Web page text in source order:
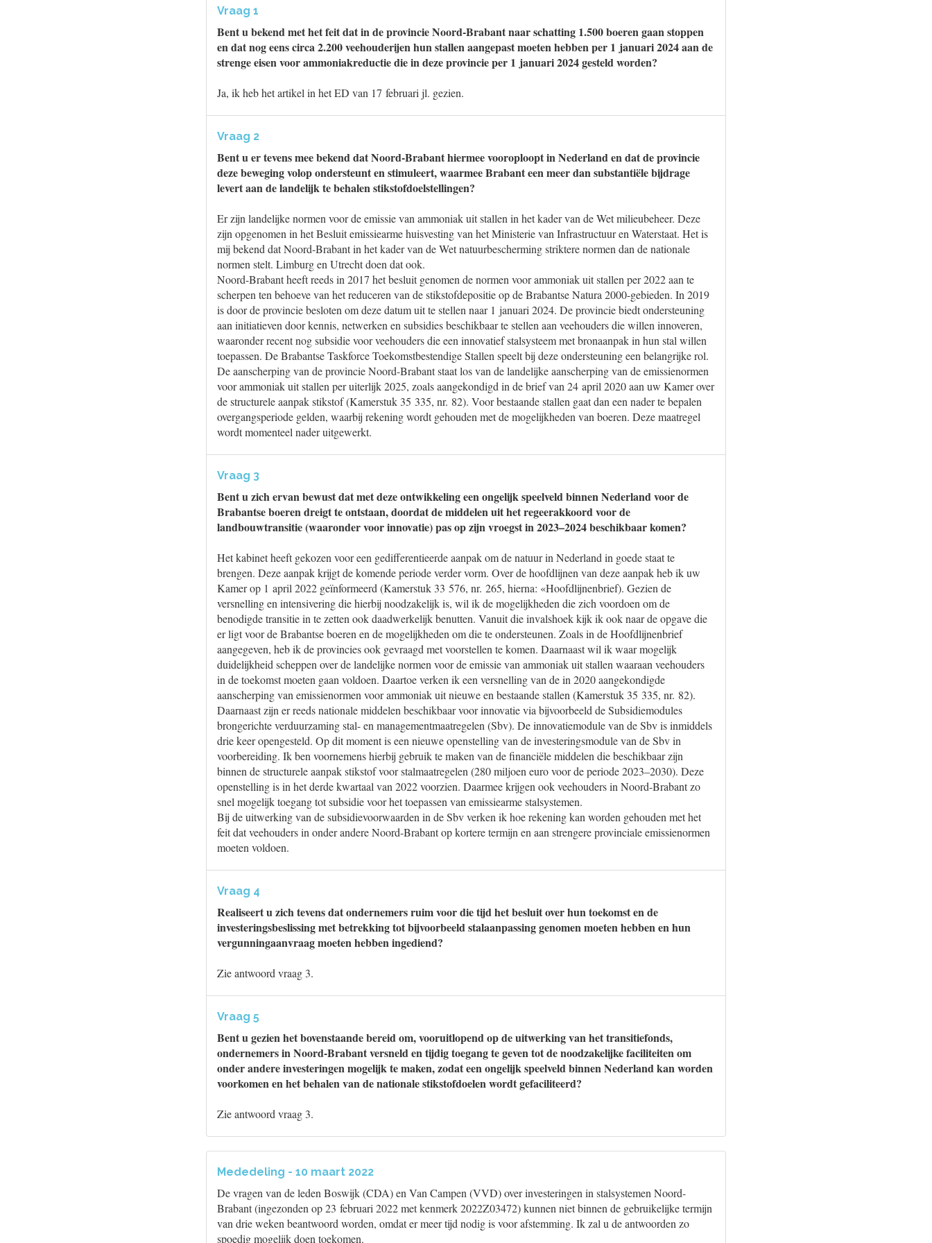
Vraag 1
Bent u bekend met het feit dat in de provincie Noord-Brabant naar schatting 1.500 boeren gaan stoppen
en dat nog eens circa 2.200 veehouderijen hun stallen aangepast moeten hebben per 1 januari 2024 aan de
strenge eisen voor ammoniakreductie die in deze provincie per 1 januari 2024 gesteld worden?
Ja, ik heb het artikel in het ED van 17 februari jl. gezien.
Vraag 2
Bent u er tevens mee bekend dat Noord-Brabant hiermee vooroploopt in Nederland en dat de provincie
deze beweging volop ondersteunt en stimuleert, waarmee Brabant een meer dan substantiële bijdrage
levert aan de landelijk te behalen stikstofdoelstellingen?
Er zijn landelijke normen voor de emissie van ammoniak uit stallen in het kader van de Wet milieubeheer. Deze
zijn opgenomen in het Besluit emissiearme huisvesting van het Ministerie van Infrastructuur en Waterstaat. Het is
mij bekend dat Noord-Brabant in het kader van de Wet natuurbescherming striktere normen dan de nationale
normen stelt. Limburg en Utrecht doen dat ook.
Noord-Brabant heeft reeds in 2017 het besluit genomen de normen voor ammoniak uit stallen per 2022 aan te
scherpen ten behoeve van het reduceren van de stikstofdepositie op de Brabantse Natura 2000-gebieden. In 2019
is door de provincie besloten om deze datum uit te stellen naar 1 januari 2024. De provincie biedt ondersteuning
aan initiatieven door kennis, netwerken en subsidies beschikbaar te stellen aan veehouders die willen innoveren,
waaronder recent nog subsidie voor veehouders die een innovatief stalsysteem met bronaanpak in hun stal willen
toepassen. De Brabantse Taskforce Toekomstbestendige Stallen speelt bij deze ondersteuning een belangrijke rol.
De aanscherping van de provincie Noord-Brabant staat los van de landelijke aanscherping van de emissienormen
voor ammoniak uit stallen per uiterlijk 2025, zoals aangekondigd in de brief van 24 april 2020 aan uw Kamer over
de structurele aanpak stikstof (Kamerstuk 35 335, nr. 82). Voor bestaande stallen gaat dan een nader te bepalen
overgangsperiode gelden, waarbij rekening wordt gehouden met de mogelijkheden van boeren. Deze maatregel
wordt momenteel nader uitgewerkt.
Vraag 3
Bent u zich ervan bewust dat met deze ontwikkeling een ongelijk speelveld binnen Nederland voor de
Brabantse boeren dreigt te ontstaan, doordat de middelen uit het regeerakkoord voor de
landbouwtransitie (waaronder voor innovatie) pas op zijn vroegst in 2023–2024 beschikbaar komen?
Het kabinet heeft gekozen voor een gedifferentieerde aanpak om de natuur in Nederland in goede staat te
brengen. Deze aanpak krijgt de komende periode verder vorm. Over de hoofdlijnen van deze aanpak heb ik uw
Kamer op 1 april 2022 geïnformeerd (Kamerstuk 33 576, nr. 265, hierna: «Hoofdlijnenbrief). Gezien de
versnelling en intensivering die hierbij noodzakelijk is, wil ik de mogelijkheden die zich voordoen om de
benodigde transitie in te zetten ook daadwerkelijk benutten. Vanuit die invalshoek kijk ik ook naar de opgave die
er ligt voor de Brabantse boeren en de mogelijkheden om die te ondersteunen. Zoals in de Hoofdlijnenbrief
aangegeven, heb ik de provincies ook gevraagd met voorstellen te komen. Daarnaast wil ik waar mogelijk
duidelijkheid scheppen over de landelijke normen voor de emissie van ammoniak uit stallen waaraan veehouders
in de toekomst moeten gaan voldoen. Daartoe verken ik een versnelling van de in 2020 aangekondigde
aanscherping van emissienormen voor ammoniak uit nieuwe en bestaande stallen (Kamerstuk 35 335, nr. 82).
Daarnaast zijn er reeds nationale middelen beschikbaar voor innovatie via bijvoorbeeld de Subsidiemodules
brongerichte verduurzaming stal- en managementmaatregelen (Sbv). De innovatiemodule van de Sbv is inmiddels
drie keer opengesteld. Op dit moment is een nieuwe openstelling van de investeringsmodule van de Sbv in
voorbereiding. Ik ben voornemens hierbij gebruik te maken van de financiële middelen die beschikbaar zijn
binnen de structurele aanpak stikstof voor stalmaatregelen (280 miljoen euro voor de periode 2023–2030). Deze
openstelling is in het derde kwartaal van 2022 voorzien. Daarmee krijgen ook veehouders in Noord-Brabant zo
snel mogelijk toegang tot subsidie voor het toepassen van emissiearme stalsystemen.
Bij de uitwerking van de subsidievoorwaarden in de Sbv verken ik hoe rekening kan worden gehouden met het
feit dat veehouders in onder andere Noord-Brabant op kortere termijn en aan strengere provinciale emissienormen
moeten voldoen.
Vraag 4
Realiseert u zich tevens dat ondernemers ruim voor die tijd het besluit over hun toekomst en de
investeringsbeslissing met betrekking tot bijvoorbeeld stalaanpassing genomen moeten hebben en hun
vergunningaanvraag moeten hebben ingediend?
Zie antwoord vraag 3.
Vraag 5
Bent u gezien het bovenstaande bereid om, vooruitlopend op de uitwerking van het transitiefonds,
ondernemers in Noord-Brabant versneld en tijdig toegang te geven tot de noodzakelijke faciliteiten om
onder andere investeringen mogelijk te maken, zodat een ongelijk speelveld binnen Nederland kan worden
voorkomen en het behalen van de nationale stikstofdoelen wordt gefaciliteerd?
Zie antwoord vraag 3.
Mededeling - 10 maart 2022
De vragen van de leden Boswijk (CDA) en Van Campen (VVD) over investeringen in stalsystemen Noord-
Brabant (ingezonden op 23 februari 2022 met kenmerk 2022Z03472) kunnen niet binnen de gebruikelijke termijn
van drie weken beantwoord worden, omdat er meer tijd nodig is voor afstemming. Ik zal u de antwoorden zo
spoedig mogelijk doen toekomen.